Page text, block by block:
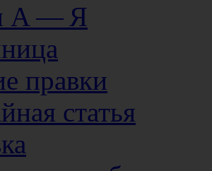
А — Я
правки
статья